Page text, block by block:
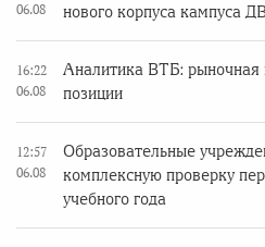
06.08
нового корпуса кампуса
16:22
06.08
Аналитика ВТБ: рыночная
позиции
12:57
06.08
Образовательные
комплексную проверку
учебного года